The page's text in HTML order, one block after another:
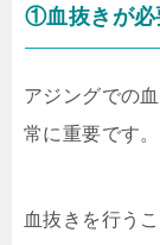
①血抜きが必
アジングでの
常に重要です。
血抜きを行う